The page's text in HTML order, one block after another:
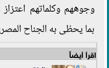
وجوههم وكلماتهم
بما يحظى به الجناح
اقرأ أيضاً